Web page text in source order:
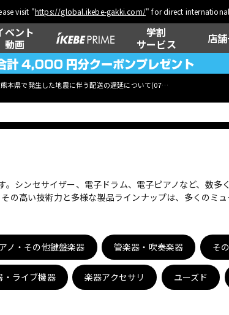
visit "https://global.ikebe-gakki.com/" for direct
ベント
動画
学割
サービス
店
熊本県で発生した地震に伴う配送の遅延について(07月29日
楽器 その他楽器
オンラ
ン納品
レコーディン
グ機器
シンセサイザー、電子ドラム、電子ピアノなど、数
高い技術力と多様な製品ラインナップは、多くのミ
ノ・その他鍵盤楽器 管楽器・吹奏楽器 そ
・ライブ機器 楽器アクセサリ ユーズド